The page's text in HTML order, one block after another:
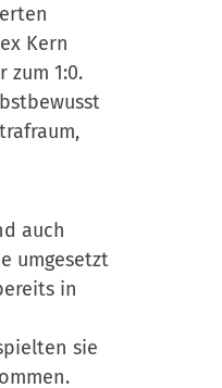
Kern
1:0.
auch
umgesetzt
in
sie